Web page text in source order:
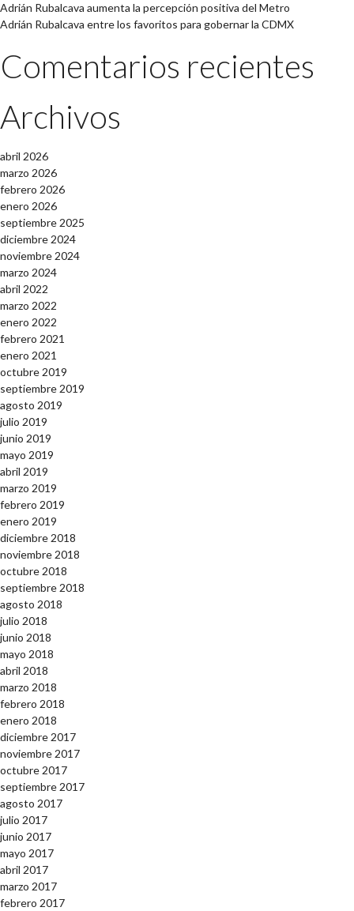
Adrián Rubalcava aumenta la percepción positiva del Metro
Adrián Rubalcava entre los favoritos para gobernar la CDMX
Comentarios recientes
Archivos
abril 2026
marzo 2026
febrero 2026
enero 2026
septiembre 2025
diciembre 2024
noviembre 2024
marzo 2024
abril 2022
marzo 2022
enero 2022
febrero 2021
enero 2021
octubre 2019
septiembre 2019
agosto 2019
julio 2019
junio 2019
mayo 2019
abril 2019
marzo 2019
febrero 2019
enero 2019
diciembre 2018
noviembre 2018
octubre 2018
septiembre 2018
agosto 2018
julio 2018
junio 2018
mayo 2018
abril 2018
marzo 2018
febrero 2018
enero 2018
diciembre 2017
noviembre 2017
octubre 2017
septiembre 2017
agosto 2017
julio 2017
junio 2017
mayo 2017
abril 2017
marzo 2017
febrero 2017